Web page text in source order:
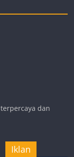
dan
Iklan